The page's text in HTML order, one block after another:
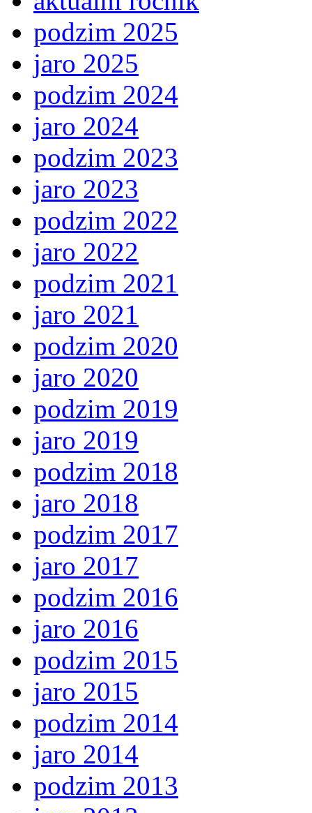
podzim 2025
jaro 2025
podzim 2024
jaro 2024
podzim 2023
jaro 2023
podzim 2022
jaro 2022
podzim 2021
jaro 2021
podzim 2020
jaro 2020
podzim 2019
jaro 2019
podzim 2018
jaro 2018
podzim 2017
jaro 2017
podzim 2016
jaro 2016
podzim 2015
jaro 2015
podzim 2014
jaro 2014
podzim 2013